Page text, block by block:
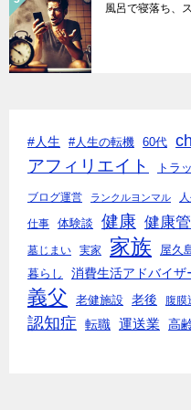
風呂で寝落ち、
#人生 #人生の転機 60代
アフィリエイト トラ
ブログ運営 ランクルヨンマル
仕事 体験談 健康 健康
墓じまい 実家 家族 屋久
暮らし 消費生活アドバイザ
義父 老健施設 老後 腹膜
認知症
転職 運送業 高